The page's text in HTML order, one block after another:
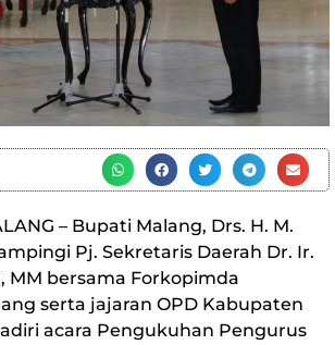
– Bupati Malang, Drs. H. M.
Pj. Sekretaris Daerah Dr. Ir.
MM bersama Forkopimda
serta jajaran OPD Kabupaten
acara Pengukuhan Pengurus